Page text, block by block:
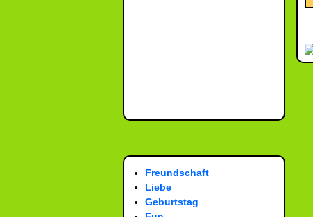
Freundschaft
Liebe
Geburtstag